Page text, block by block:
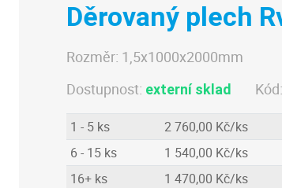
Děrovaný plech
Rozměr: 1,5x1000x2000mm
Dostupnost: externí sklad Kód:
1 - 5 ks 2 760,00 Kč/ks
6 - 15 ks
1 540,00 Kč/ks
16+ ks
1 470,00 Kč/ks